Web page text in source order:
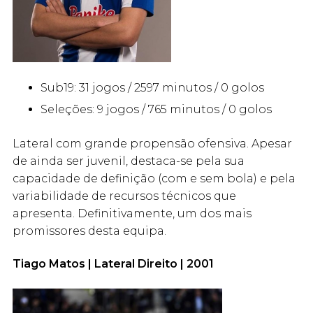
Sub19: 31 jogos / 2597 minutos / 0 golos
Seleções: 9 jogos / 765 minutos / 0 golos
Lateral com grande propensão ofensiva. Apesar
de ainda ser juvenil, destaca-se pela sua
capacidade de definição (com e sem bola) e pela
variabilidade de recursos técnicos que
apresenta. Definitivamente, um dos mais
promissores desta equipa.
Tiago Matos | Lateral Direito | 2001